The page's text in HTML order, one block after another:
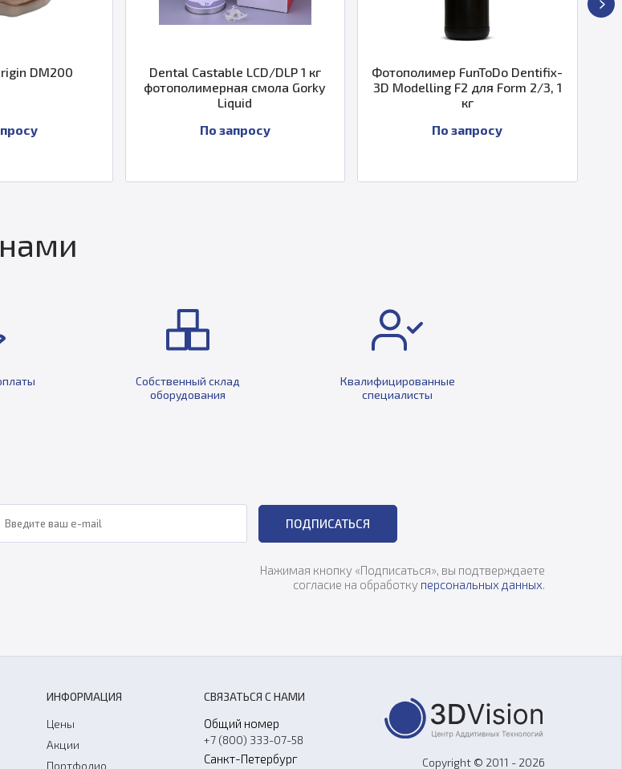
DM200
Dental Castable LCD/DLP 1 кг
фотополимерная смола Gorky
Liquid
По запросу
Фотополимер FunToDo Dentifix-
3D Modelling F2 для Form 2/3, 1
кг
По запросу
Собственный склад
оборудования
Квалифицированные
специалисты
ПОДПИСАТЬСЯ
Нажимая кнопку «Подписаться», вы подтверждаете
согласие на обработку персональных данных.
ИНФОРМАЦИЯ
Цены
Акции
Портфолио
СВЯЗАТЬСЯ С НАМИ
Общий номер
+7 (800) 333-07-58
Санкт-Петербург Copyright © 2011 - 2026